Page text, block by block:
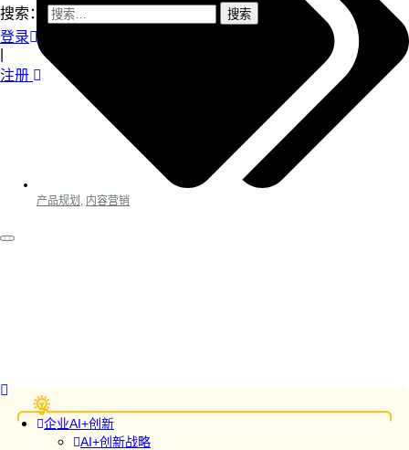
搜索：
登录
注册
企业AI+创新
AI+创新战略
产品规划 内容营销